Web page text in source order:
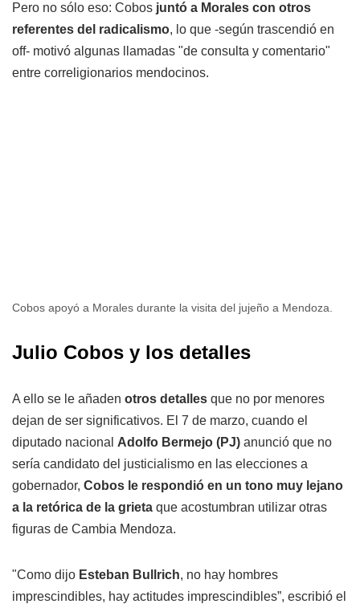
Pero no sólo eso: Cobos juntó a Morales con otros
referentes del radicalismo, lo que -según trascendió en
off- motivó algunas llamadas "de consulta y comentario"
entre correligionarios mendocinos.
Cobos apoyó a Morales durante la visita del jujeño a Mendoza.
Julio Cobos y los detalles
A ello se le añaden otros detalles que no por menores
dejan de ser significativos. El 7 de marzo, cuando el
diputado nacional Adolfo Bermejo (PJ) anunció que no
sería candidato del justicialismo en las elecciones a
gobernador, Cobos le respondió en un tono muy lejano
a la retórica de la grieta que acostumbran utilizar otras
figuras de Cambia Mendoza.
"Como dijo Esteban Bullrich, no hay hombres
imprescindibles, hay actitudes imprescindibles”, escribió el